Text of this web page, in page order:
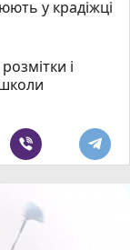
у крадіжці
і